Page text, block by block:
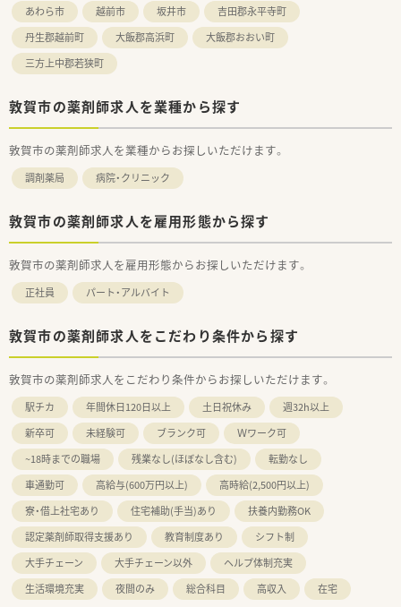
あわら市
越前市 坂井市
吉田郡永平寺町
丹生郡越前町
大飯郡高浜町
大飯郡おおい町
三方上中郡若狭町
敦賀市の薬剤師求人を業種から探す
敦賀市の薬剤師求人を業種からお探しいただけます。
調剤薬局 病院・クリニック
敦賀市の薬剤師求人を雇用形態から探す
敦賀市の薬剤師求人を雇用形態からお探しいただけます。
正社員 パート・アルバイト
敦賀市の薬剤師求人をこだわり条件から探す
敦賀市の薬剤師求人をこだわり条件からお探しいただけます。
駅チカ 年間休日120日以上 土日祝休み
週32h以上
新卒可
未経験可 ブランク可
Ｗワーク可
~18時までの職場
残業なし(ほぼなし含む)
転勤なし
車通勤可
高給与(600万円以上)
高時給(2,500円以上)
寮・借上社宅あり
住宅補助(手当)あり
扶養内勤務OK
認定薬剤師取得支援あり
教育制度あり
シフト制
大手チェーン
大手チェーン以外
ヘルプ体制充実
生活環境充実
夜間のみ 総合科目 高収入 在宅